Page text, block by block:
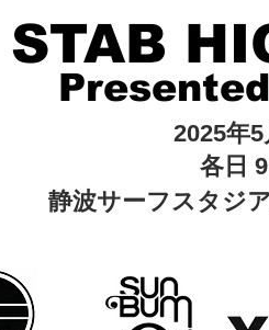
STAB
2025年5
各日
静波サーフスタジ